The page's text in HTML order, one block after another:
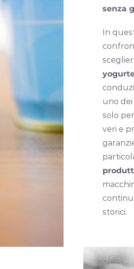
senza
In
uno
solo
veri e
storici.